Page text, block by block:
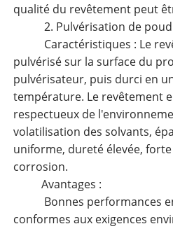
qualité du revêtement peut
2. Pulvérisation de
Caractéristiques : Le
pulvérisé sur la surface du
pulvérisateur, puis durci en
température. Le revêtement
respectueux de
volatilisation des solvants,
uniforme, dureté élevée,
corrosion.
Avantages :
Bonnes performances
conformes aux exigences